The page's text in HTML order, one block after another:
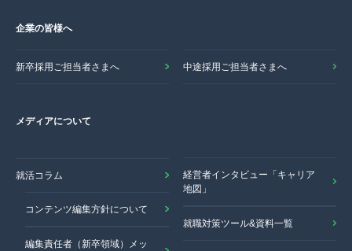
企業の皆様へ
新卒採用ご担当者さまへ 中途採用ご担当者さまへ
メディアについて
就活コラム
コンテンツ編集方針について
編集責任者（新卒領域）メッ
経営者インタビュー「キャリア
地図」
就職対策ツール&資料一覧